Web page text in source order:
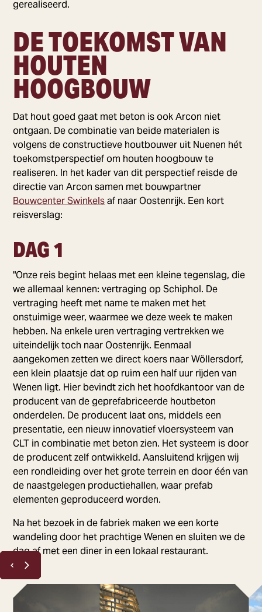
gerealiseerd.
DE TOEKOMST VAN
HOUTEN
HOOGBOUW
Dat hout goed gaat met beton is ook Arcon niet
ontgaan. De combinatie van beide materialen is
volgens de constructieve houtbouwer uit Nuenen hét
toekomstperspectief om houten hoogbouw te
realiseren. In het kader van dit perspectief reisde de
directie van Arcon samen met bouwpartner
Bouwcenter Swinkelsaf naar Oostenrijk. Een kort
reisverslag:
DAG 1
"Onze reis begint helaas met een kleine tegenslag, die
we allemaal kennen: vertraging op Schiphol. De
vertraging heeft met name te maken met het
onstuimige weer, waarmee we deze week te maken
hebben. Na enkele uren vertraging vertrekken we
uiteindelijk toch naar Oostenrijk. Eenmaal
aangekomen zetten we direct koers naar Wöllersdorf,
een klein plaatsje dat op ruim een half uur rijden van
Wenen ligt. Hier bevindt zich het hoofdkantoor van de
producent van de geprefabriceerde houtbeton
onderdelen. De producent laat ons, middels een
presentatie, een nieuw innovatief vloersysteem van
CLT in combinatie met beton zien. Het systeem is door
de producent zelf ontwikkeld. Aansluitend krijgen wij
een rondleiding over het grote terrein en door één van
de naastgelegen productiehallen, waar prefab
elementen geproduceerd worden.
Na het bezoek in de fabriek maken we een korte
wandeling door het prachtige Wenen en sluiten we de
dag af met een diner in een lokaal restaurant.